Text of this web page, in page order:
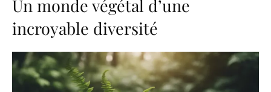
Un monde végétal d’une
incroyable diversité